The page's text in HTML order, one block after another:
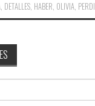
, DETALLES, HABER, OLIVIA,